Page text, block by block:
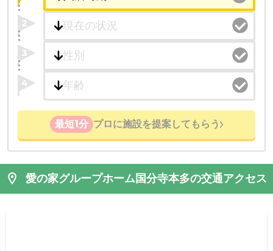
2
3
4
最短1分 プロに施設を提案してもらう
愛の家グループホーム国分寺本多の交通アクセス